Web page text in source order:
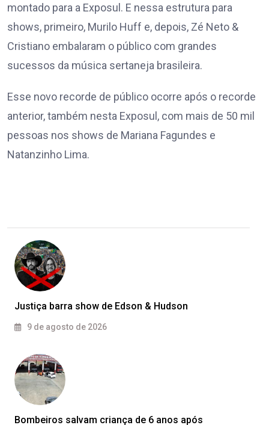
montado para a Exposul. E nessa estrutura para
shows, primeiro, Murilo Huff e, depois, Zé Neto &
Cristiano embalaram o público com grandes
sucessos da música sertaneja brasileira.
Esse novo recorde de público ocorre após o recorde
anterior, também nesta Exposul, com mais de 50 mil
pessoas nos shows de Mariana Fagundes e
Natanzinho Lima.
Justiça barra show de Edson & Hudson
9 de agosto de 2026
Bombeiros salvam criança de 6 anos após